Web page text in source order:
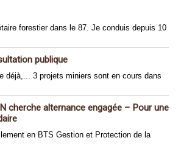
forestier dans le 87. Je conduis depuis 10
publique
déjà,... 3 projets miniers sont en cours dans
cherche alternance engagée – Pour une
en BTS Gestion et Protection de la